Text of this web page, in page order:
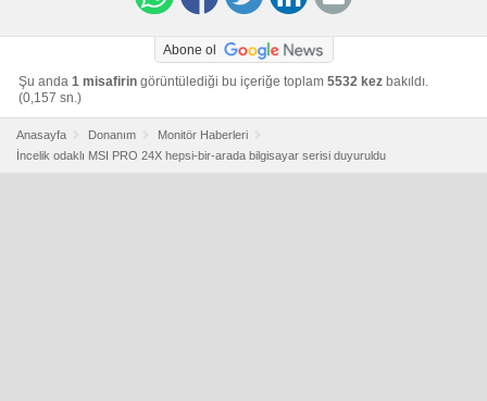
Abone ol
Şu anda 1 misafirin görüntülediği bu içeriğe toplam 5532 kez bakıldı.
(0,157 sn.)
Anasayfa Donanım
Monitör Haberleri
İncelik odaklı MSI PRO 24X hepsi-bir-arada bilgisayar serisi duyuruldu